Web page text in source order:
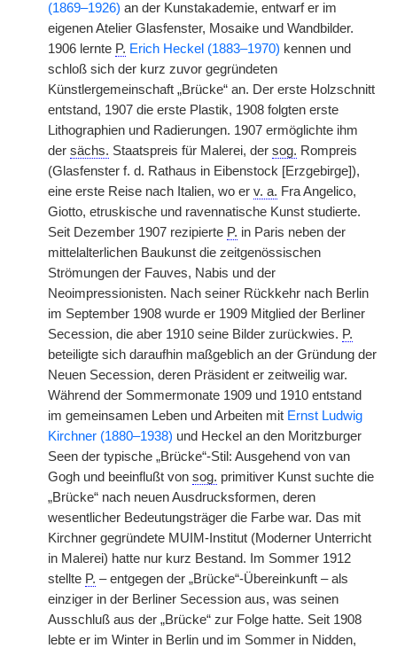
(1869–1926) an der Kunstakademie, entwarf er im
eigenen Atelier Glasfenster, Mosaike und Wandbilder.
1906 lernte P. Erich Heckel (1883–1970) kennen und
schloß sich der kurz zuvor gegründeten
Künstlergemeinschaft „Brücke“ an. Der erste Holzschnitt
entstand, 1907 die erste Plastik, 1908 folgten erste
Lithographien und Radierungen. 1907 ermöglichte ihm
der sächs. Staatspreis für Malerei, der sog. Rompreis
(Glasfenster f. d. Rathaus in Eibenstock [Erzgebirge]),
eine erste Reise nach Italien, wo er v. a. Fra Angelico,
Giotto, etruskische und ravennatische Kunst studierte.
Seit Dezember 1907 rezipierte P. in Paris neben der
mittelalterlichen Baukunst die zeitgenössischen
Strömungen der Fauves, Nabis und der
Neoimpressionisten. Nach seiner Rückkehr nach Berlin
im September 1908 wurde er 1909 Mitglied der Berliner
Secession, die aber 1910 seine Bilder zurückwies. P.
beteiligte sich daraufhin maßgeblich an der Gründung der
Neuen Secession, deren Präsident er zeitweilig war.
Während der Sommermonate 1909 und 1910 entstand
im gemeinsamen Leben und Arbeiten mit Ernst Ludwig
Kirchner (1880–1938) und Heckel an den Moritzburger
Seen der typische „Brücke“-Stil: Ausgehend von van
Gogh und beeinflußt von sog. primitiver Kunst suchte die
„Brücke“ nach neuen Ausdrucksformen, deren
wesentlicher Bedeutungsträger die Farbe war. Das mit
Kirchner gegründete MUIM-Institut (Moderner Unterricht
in Malerei) hatte nur kurz Bestand. Im Sommer 1912
stellte P. – entgegen der „Brücke“-Übereinkunft – als
einziger in der Berliner Secession aus, was seinen
Ausschluß aus der „Brücke“ zur Folge hatte. Seit 1908
lebte er im Winter in Berlin und im Sommer in Nidden,